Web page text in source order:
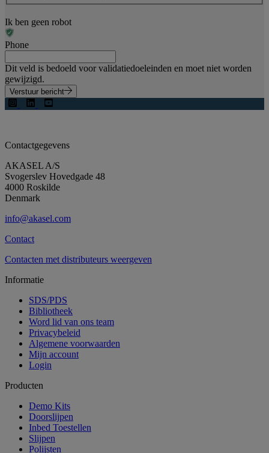
Ik ben geen robot
Phone
Dit veld is bedoeld voor validatiedoeleinden en moet niet worden
gewijzigd.
Verstuur bericht
Contactgegevens
AKASEL A/S
Svogerslev Hovedgade 48
4000 Roskilde
Denmark
info@akasel.com
Contact
Contacten met distributeurs weergeven
Informatie
SDS/PDS
Bibliotheek
Word lid van ons team
Privacybeleid
Algemene voorwaarden
Mijn account
Login
Producten
Demo Kits
Doorslijpen
Inbed Toestellen
Slijpen
Polijsten